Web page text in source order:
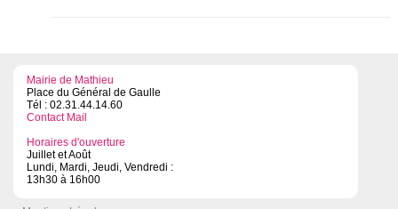
Mairie de Mathieu
Place du Général de Gaulle
Tél : 02.31.44.14.60
Contact Mail
Horaires d'ouverture
Juillet et Août
Lundi, Mardi, Jeudi, Vendredi :
13h30 à 16h00